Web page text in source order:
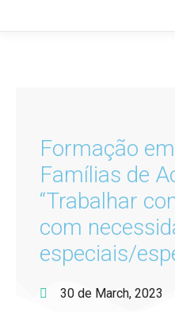
Formação
Famílias de
“Trabalhar
com
especiais/
30 de March, 2023